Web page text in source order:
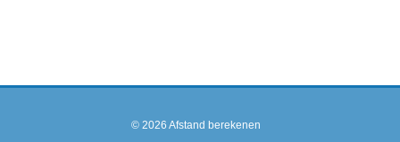
© 2026 Afstand berekenen